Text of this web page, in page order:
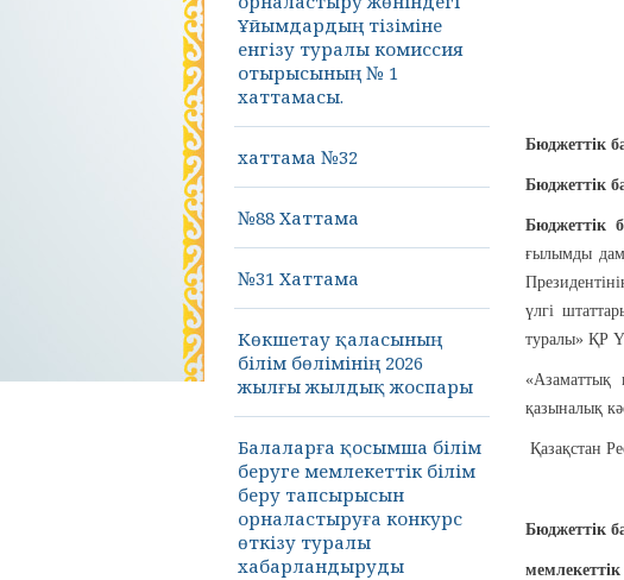
Ұйымдардың тізіміне
енгізу туралы комиссия
отырысының № 1
хаттамасы.
хаттама №32
№88 Хаттама
№31 Хаттама
Көкшетау қаласының
білім бөлімінің 2026
жылғы жылдық жоспары
Балаларға қосымша білім
беруге мемлекеттік білім
беру тапсырысын
орналастыруға конкурс
өткізу туралы
хабарландыруды
Бюджеттік
Бюджеттік
Бюджеттік
ғылымды
үлгі
туралы» ҚР
«Азаматтық
қазыналық
Қазақстан
Бюджеттік